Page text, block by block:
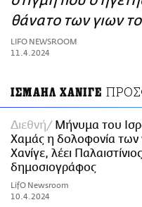
ΑΜΠΑ
PRINT
θάνατο των γιων
LIFO NEWSROOM
11.4.2024
ΙΣΜΑΗΛ ΧΑΝΙΓΕ
Διεθνή
Μήνυμα του
Χαμάς η δολοφονία των
Χανίγε, λέει Παλαιστίνιος
δημοσιογράφος
LifO Newsroom
10.4.2024